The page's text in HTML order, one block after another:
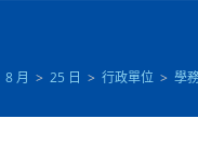
8 月 > 25 日 > 行政單位 > 學